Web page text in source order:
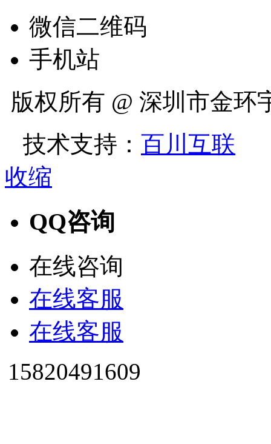
微信二维码
手机站
版权所有 @ 深圳市金
技术支持： 百川互联
收缩
QQ咨询
在线咨询
在线客服
在线客服
15820491609